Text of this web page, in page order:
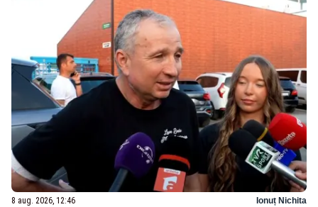
8 aug. 2026, 12:46 Ionuț Nichita